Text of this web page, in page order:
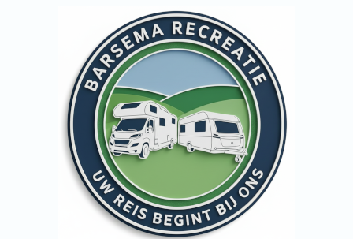
Cookievoorkeuren zijn momenteel gesloten.